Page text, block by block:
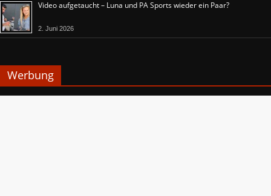
Video aufgetaucht – Luna und PA Sports wieder ein Paar?
2. Juni 2026
Werbung